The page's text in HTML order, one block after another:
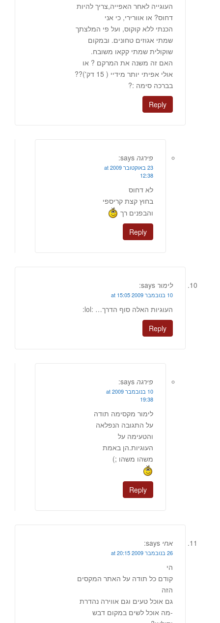
העוגייה לאחר האפייה,צריך להיות
דחוס? או אוורירי, כי אני
הכנתי ללא קוקוס, ועל פי המלצתך
שמתי אגוזים טחונים. ובמקום
שוקולית שמתי קקאו משובח.
האם זה משנה את המרקם ? או
אולי אפיתי יותר מידיי ( 15 דק')??
בברכה סימה :?
Reply
פירגה says:
23 באוקטובר 2009 at
12:38
לא דחוס
בחוץ קצת קריספי
והבפנים רך
Reply
לימור says:
10 בנובמבר 2009 at 15:05
העוגיות האלה סוף הדרך… :lol:
Reply
פירגה says:
10 בנובמבר 2009 at
19:38
לימור מקסימה תודה
על התגובה הנפלאה
והטעימה על
העוגיות.הן באמת
משהו משהו ;)
Reply
אחי says:
26 בנובמבר 2009 at 20:15
הי
קודם כל תודה על האתר המקסים
הזה
גם אוכל טעים וגם אווירה נהדרת
-מה אוכל לשים במקום דבש